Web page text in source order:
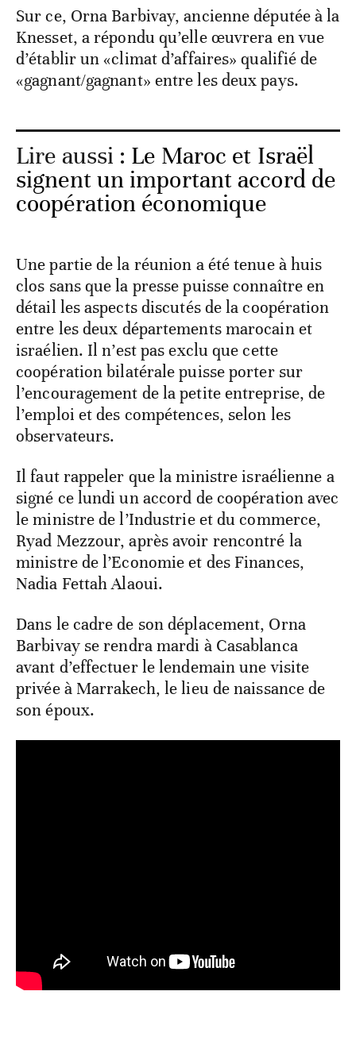
Sur ce, Orna Barbivay, ancienne députée à la
Knesset, a répondu qu’elle œuvrera en vue
d’établir un «climat d’affaires» qualifié de
«gagnant/gagnant» entre les deux pays.
Lire aussi : Le Maroc et Israël
signent un important accord de
coopération économique
Une partie de la réunion a été tenue à huis
clos sans que la presse puisse connaître en
détail les aspects discutés de la coopération
entre les deux départements marocain et
israélien. Il n’est pas exclu que cette
coopération bilatérale puisse porter sur
l’encouragement de la petite entreprise, de
l’emploi et des compétences, selon les
observateurs.
Il faut rappeler que la ministre israélienne a
signé ce lundi un accord de coopération avec
le ministre de l’Industrie et du commerce,
Ryad Mezzour, après avoir rencontré la
ministre de l’Economie et des Finances,
Nadia Fettah Alaoui.
Dans le cadre de son déplacement, Orna
Barbivay se rendra mardi à Casablanca
avant d’effectuer le lendemain une visite
privée à Marrakech, le lieu de naissance de
son époux.